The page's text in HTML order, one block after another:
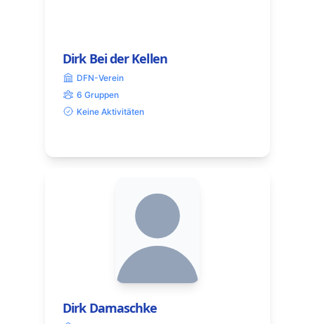
Dirk Bei der Kellen
DFN-Verein
6 Gruppen
Keine Aktivitäten
Dirk Damaschke